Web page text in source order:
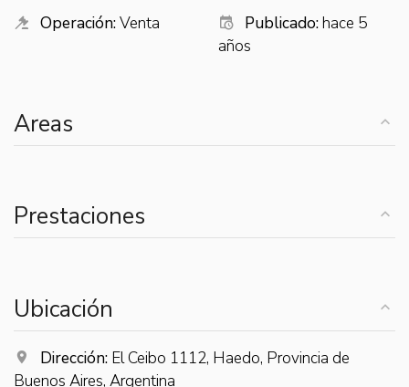
Operación:Venta Publicado:hace 5
años
Areas
Prestaciones
Ubicación
Dirección: El Ceibo 1112, Haedo, Provincia de
Buenos Aires, Argentina